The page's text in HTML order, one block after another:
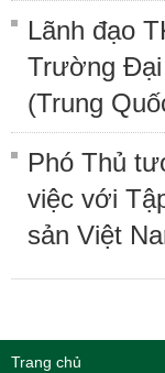
Lãnh đạo
Trường Đại
(Trung
Phó Thủ
việc với
sản Việt
Trang chủ